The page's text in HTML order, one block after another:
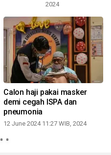
2024
Calon haji pakai masker
demi cegah ISPA dan
pneumonia
12 June 2024 11:27 WIB, 2024